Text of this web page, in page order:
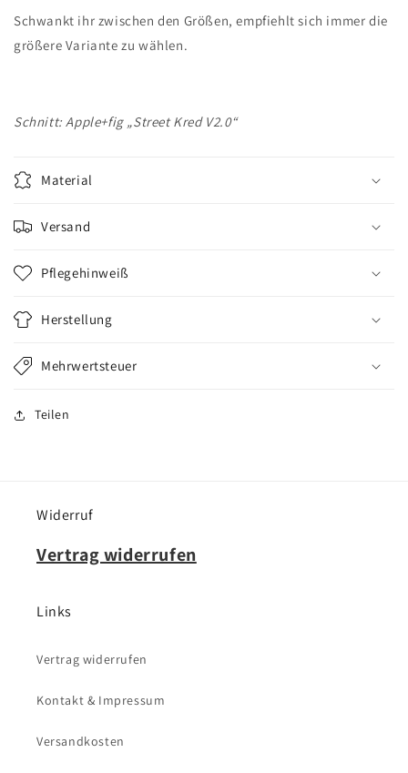
Schwankt ihr zwischen den Größen, empfiehlt sich immer die
größere Variante zu wählen.
Schnitt: Apple+fig „Street Kred V2.0“
Material
Versand
Pflegehinweiß
Herstellung
Mehrwertsteuer
Teilen
Widerruf
Vertrag widerrufen
Links
Vertrag widerrufen
Kontakt & Impressum
Versandkosten